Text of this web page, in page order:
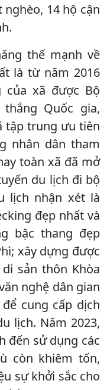
14 hộ cận
thế mạnh về
là từ năm 2016
của xã được Bộ
thắng Quốc gia,
tập trung ưu tiên
nhân dân tham
toàn xã đã mở
du lịch đi bộ
lịch nhận xét là
đẹp nhất và
bậc thang đẹp
xây dựng được
sản thôn Khòa
nghệ dân gian
cung cấp dịch
lịch. Năm 2023,
đến sử dụng các
còn khiêm tốn,
sự khởi sắc cho